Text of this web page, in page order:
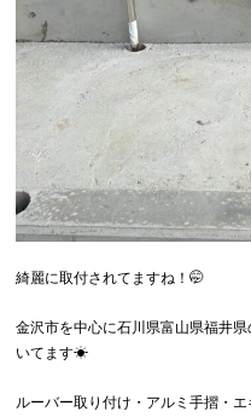
綺麗に取付されてますね！🤭
金沢市を中心に石川県富山県福井
いてます☀
ルーバー取り付け・アルミ手摺・